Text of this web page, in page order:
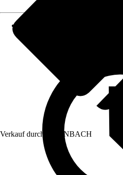
Verkauf durch: HORNBACH